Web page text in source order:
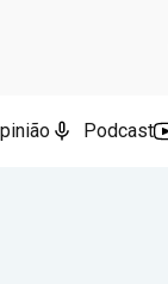
Podcast